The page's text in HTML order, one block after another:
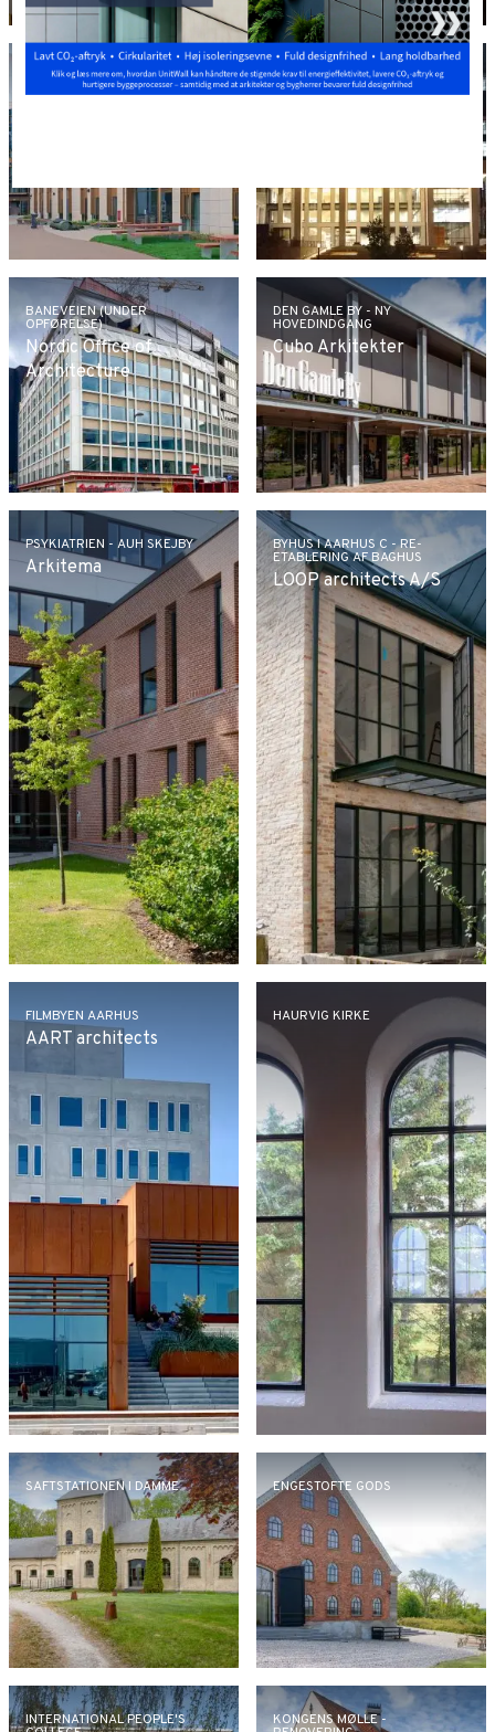
CARLTON HILL
Halliday Clark
STRATFORD WATERFRONT
Allies and Morrison
BANEVEIEN (UNDER
OPFØRELSE)
Nordic Office of
Architecture
DEN GAMLE BY - NY
HOVEDINDGANG
Cubo Arkitekter
PSYKIATRIEN - AUH SKEJBY
Arkitema
BYHUS I AARHUS C - RE-
ETABLERING AF BAGHUS
LOOP architects A/S
FILMBYEN AARHUS
AART architects
HAURVIG KIRKE
SAFTSTATIONEN I DAMME ENGESTOFTE GODS
INTERNATIONAL PEOPLE'S KONGENS MØLLE -